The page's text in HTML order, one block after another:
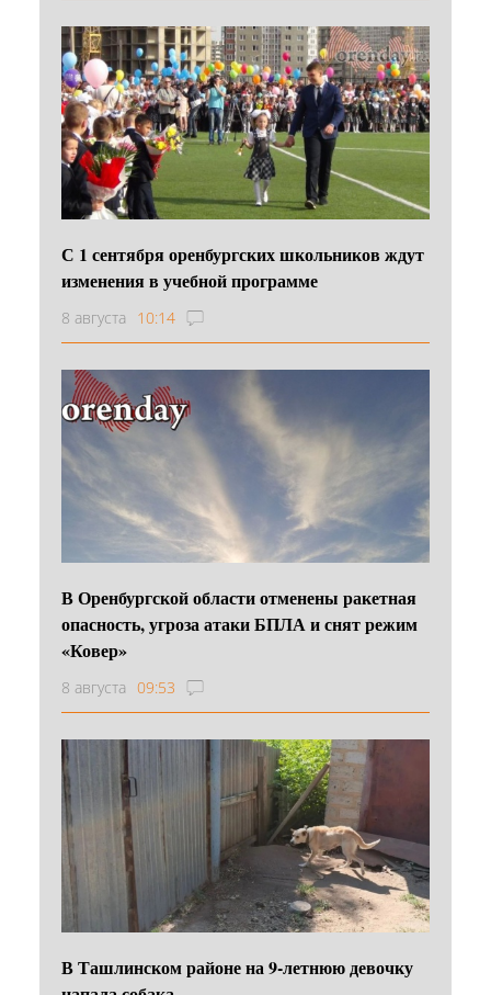
С 1 сентября оренбургских школьников ждут
изменения в учебной программе
8 августа 10:14
В Оренбургской области отменены ракетная
опасность, угроза атаки БПЛА и снят режим
«Ковер»
8 августа 09:53
В Ташлинском районе на 9-летнюю девочку